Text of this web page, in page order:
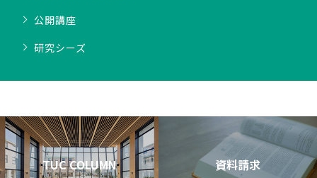
公開講座
研究シーズ
TUC COLUMN 資料請求